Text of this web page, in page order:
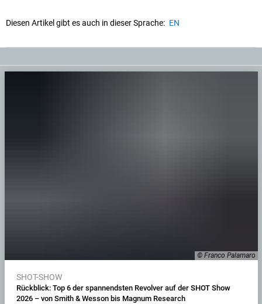
Diesen Artikel gibt es auch in dieser Sprache: EN
© Franco Palamaro
SHOT-SHOW
Rückblick: Top 6 der spannendsten Revolver auf der SHOT Show
2026 – von Smith & Wesson bis Magnum Research